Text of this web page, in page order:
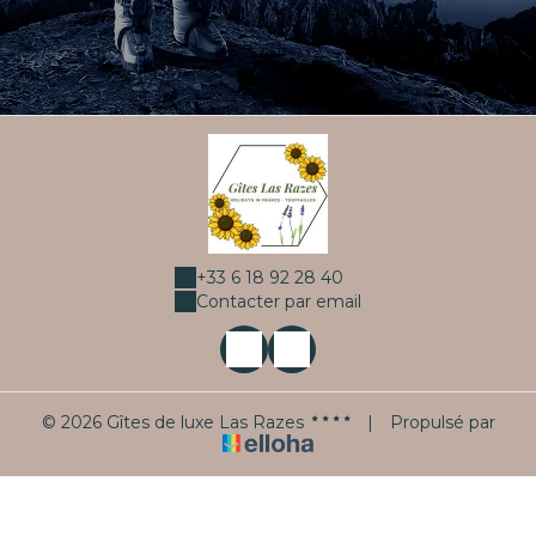
+33 6 18 92 28 40
Contacter par email
© 2026 Gîtes de luxe Las Razes | Propulsé par